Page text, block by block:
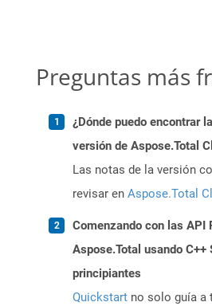
Preguntas más
¿Dónde puedo encontrar
versión de Aspose.Total
Las notas de la versión
revisar en Aspose.Total
Comenzando con las API
Aspose.Total usando C++
principiantes
Quickstart no solo guía a